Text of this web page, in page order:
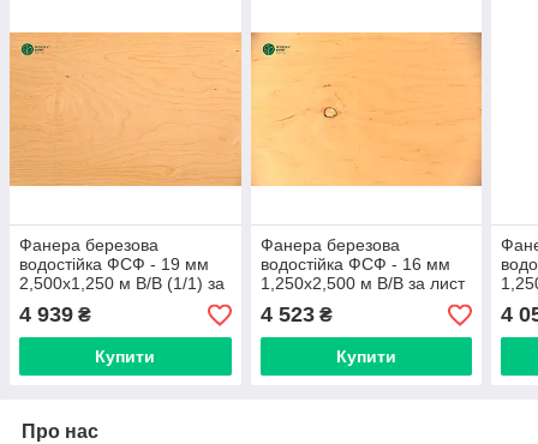
Фанера березова
водостійка ФСФ - 19 мм
2,500х1,250 м В/В (1/1) за
4 939 ₴
Купити
Фанера березова
водостійка ФСФ - 16 мм
1,250х2,500 м В/В за лист
4 523₴
Купити
4
Про нас